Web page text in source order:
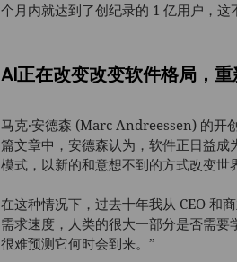
个月内就达到了创纪录的 1 亿用户，这
AI正在改变改变软件格局，
马克·安德森 (Marc Andreessen) 的开
篇文章中，安德森认为，软件正日益
模式，以新的和意想不到的方式改变世
在这种情况下，过去十年我从 CEO 和
需求速度，人类的很大一部分是否需要
很难预测它何时会到来。”